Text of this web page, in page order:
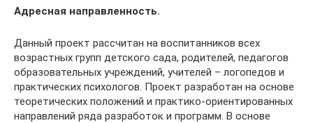
Адресная направленность.
Данный проект рассчитан на воспитанников всех
возрастных групп детского сада, родителей, педагогов
образовательных учреждений, учителей – логопедов и
практических психологов. Проект разработан на основе
теоретических положений и практико-ориентированных
направлений ряда разработок и программ. В основе